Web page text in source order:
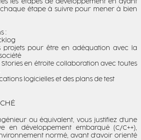
les étapes de développement en ayant
étape à suivre pour mener à bien
:
projets pour être en adéquation avec la
Stories en étroite collaboration avec toutes
logicielles et des plans de test
ou équivalent, vous justifiez d'une
en développement embarqué (C/C++),
normé, avant d'avoir orienté